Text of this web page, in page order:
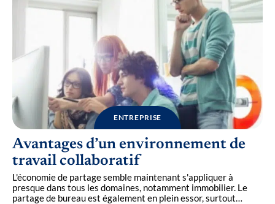
ENTREPRISE
Avantages d’un environnement de
travail collaboratif
L'économie de partage semble maintenant s'appliquer à
presque dans tous les domaines, notamment immobilier. Le
partage de bureau est également en plein essor, surtout